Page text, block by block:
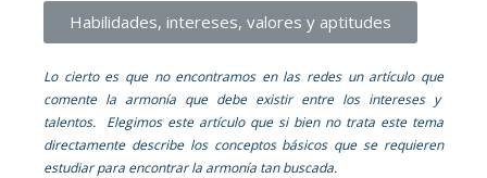
Habilidades, intereses, valores y aptitudes
Lo cierto es que no encontramos en las redes un artículo que
comente la armonía que debe existir entre los intereses y
talentos. Elegimos este artículo que si bien no trata este tema
directamente describe los conceptos básicos que se requieren
estudiar para encontrar la armonía tan buscada.